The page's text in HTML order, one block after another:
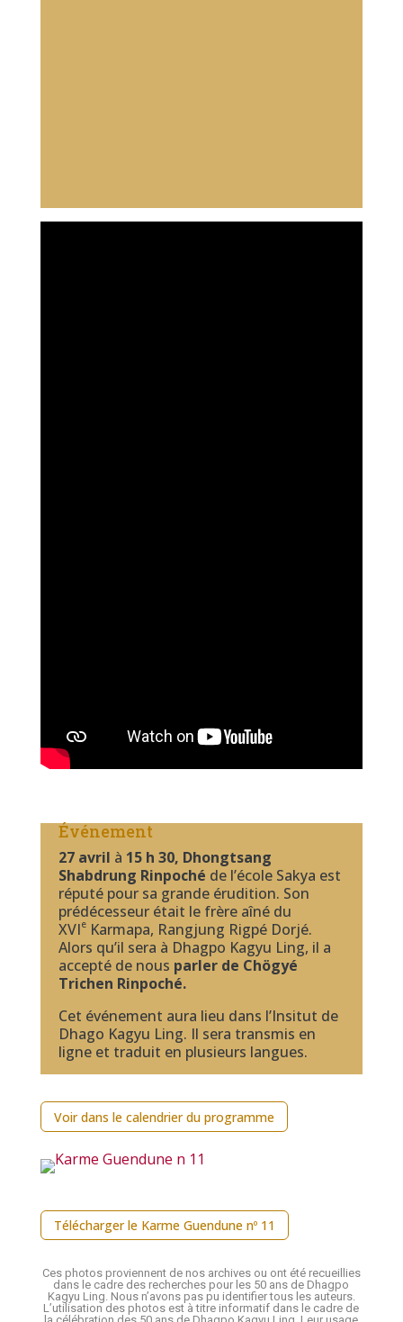
Événement
27 avril à 15 h 30, Dhongtsang
Shabdrung Rinpoché de l’école Sakya est
réputé pour sa grande érudition. Son
prédécesseur était le frère aîné du
XVIeKarmapa, Rangjung Rigpé Dorjé.
Alors qu’il sera à Dhagpo Kagyu Ling, il a
accepté de nous parler de Chögyé
Trichen Rinpoché.
Cet événement aura lieu dans l’Insitut de
Dhago Kagyu Ling. Il sera transmis en
ligne et traduit en plusieurs langues.
Voir dans le calendrier du programme
Télécharger le Karme Guendune nº 11
Ces photos proviennent de nos archives ou ont été recueillies
dans le cadre des recherches pour les 50 ans de Dhagpo
Kagyu Ling. Nous n’avons pas pu identifier tous les auteurs.
L’utilisation des photos est à titre informatif dans le cadre de